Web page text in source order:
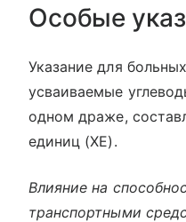
Особые
Указание для
усваиваемые
одном драже,
единиц (ХЕ).
Влияние на
транспортными